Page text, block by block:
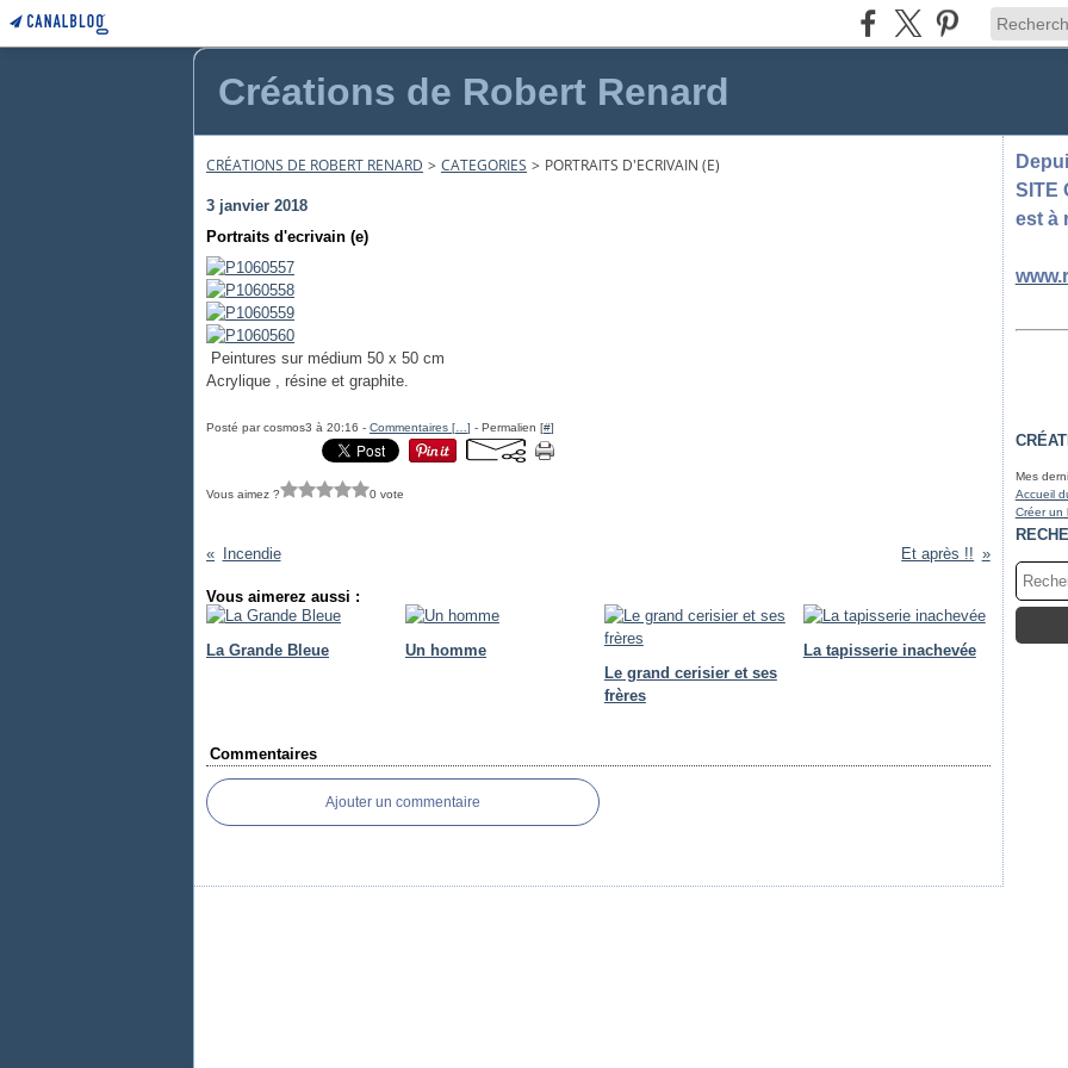
Créations de Robert Renard
CRÉATIONS DE ROBERT RENARD > CATEGORIES > PORTRAITS D'ECRIVAIN (E)
3 janvier 2018
Portraits d'ecrivain (e)
Peintures sur médium 50 x 50 cm
Acrylique , résine et graphite.
Posté par cosmos3 à 20:16 - Commentaires [ ] - Permalien [#]
Vous aimez ? 0 vote
Incendie Et après !!
Vous aimerez aussi :
La Grande Bleue
Un homme
Le grand cerisier et ses
frères
La tapisserie inachevée
Commentaires
Ajouter un commentaire
SITE
est à
Mes
Accueil
Créer un